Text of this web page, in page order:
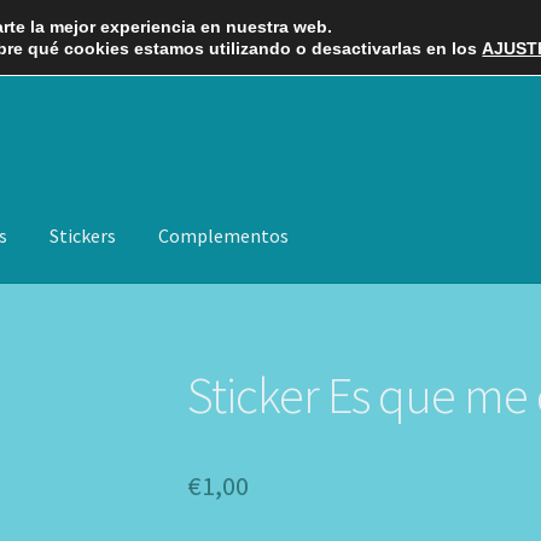
Stickers Complementos
Sticker Es que
€1,00
la mejor experiencia en nuestra web.
qué cookies estamos utilizando o desactivarlas en los